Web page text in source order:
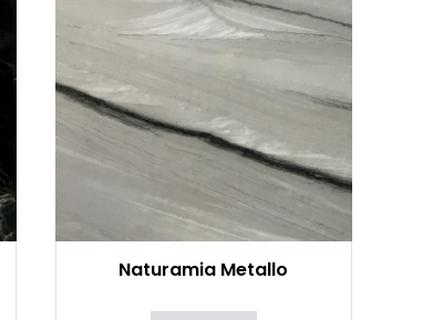
Naturamia Metallo